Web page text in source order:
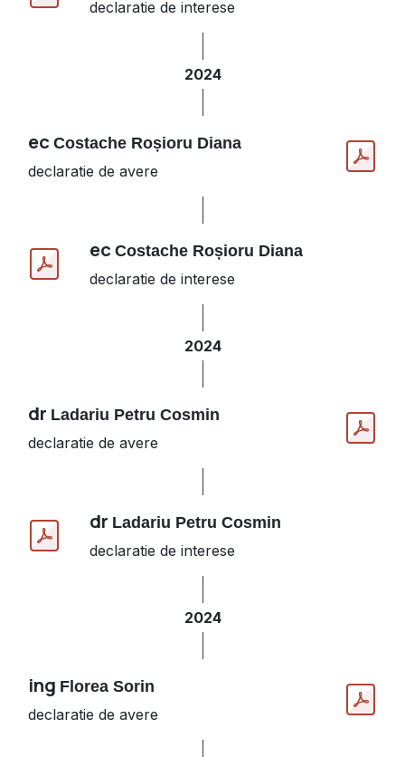
declaratie de interese
2024
ec Costache Roșioru Diana
declaratie de avere
ec Costache Roșioru Diana
declaratie de interese
2024
dr Ladariu Petru Cosmin
declaratie de avere
dr Ladariu Petru Cosmin
declaratie de interese
2024
ing Florea Sorin
declaratie de avere